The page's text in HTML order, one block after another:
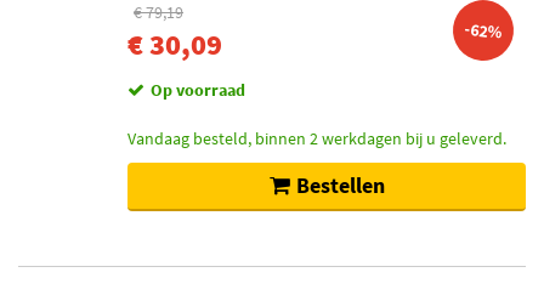
€ 79,19
€ 30,09 -62%
Op voorraad
Vandaag besteld, binnen 2 werkdagen bij u geleverd.
Bestellen